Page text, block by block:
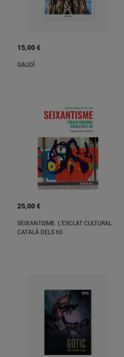
15,00 €
GAUDÍ
25,00 €
SEIXANTISME. L'ESCLAT CULTURAL
CATALÀ DELS 60